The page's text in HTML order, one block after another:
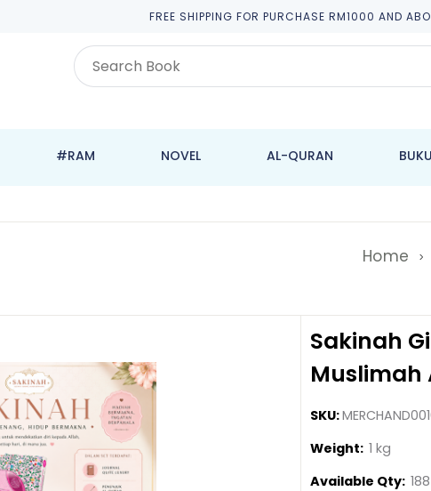
FREE SHIPPING FOR PURCHASE RM1000 AND
#RAM NOVEL AL-QURAN BUKU
Home
Sakinah
Muslimah
SKU:
Weight: 1 kg
Available Qty: 188